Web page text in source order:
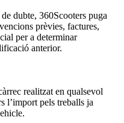
dubte, 360Scooters puga
prèvies, factures,
per a determinar
anterior.
realitzat en qualsevol
l’import pels treballs ja